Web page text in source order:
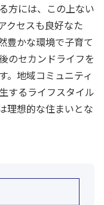
方には、この上ない
クセスも良好なた
豊かな環境で子育て
のセカンドライフを
。地域コミュニティ
するライフスタイル
理想的な住まいとな